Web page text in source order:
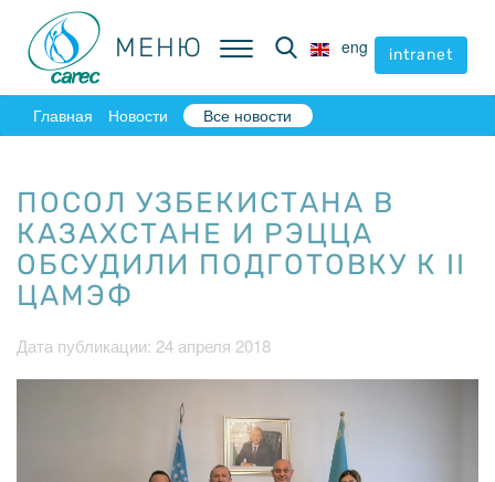
МЕНЮ eng intranet
МЕНЮ eng intranet
Главная Новости Все новости
ПОСОЛ УЗБЕКИСТАНА В
КАЗАХСТАНЕ И РЭЦЦА
ОБСУДИЛИ ПОДГОТОВКУ К II
ЦАМЭФ
Дата публикации: 24 апреля 2018